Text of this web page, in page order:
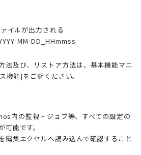
イルが出力される
MM-DD_HHmmss
法及び、リストア方法は、基本機能マニ
機能]をご覧ください。
内の監視・ジョブ等、すべての設定の
能です。
編集エクセルへ読み込んで確認すること